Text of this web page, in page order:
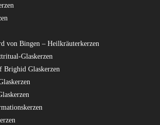
von Bingen – Heilkräuterkerzen
Glaskerzen
Brighid Glaskerzen